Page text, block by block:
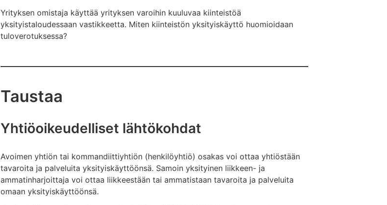
Yrityksen omistaja käyttää yrityksen varoihin kuuluvaa kiinteistöä
yksityistaloudessaan vastikkeetta. Miten kiinteistön yksityiskäyttö huomioidaan
tuloverotuksessa?
Taustaa
Yhtiöoikeudelliset lähtökohdat
Avoimen yhtiön tai kommandiittiyhtiön (henkilöyhtiö) osakas voi ottaa yhtiöstään
tavaroita ja palveluita yksityiskäyttöönsä. Samoin yksityinen liikkeen- ja
ammatinharjoittaja voi ottaa liikkeestään tai ammatistaan tavaroita ja palveluita
omaan yksityiskäyttöönsä.